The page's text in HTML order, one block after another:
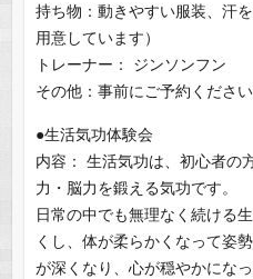
持ち物：動きやすい服装、汗
用意しています）
トレーナー： ジンソンフン
その他：事前にご予約ください
●生活気功体験会
内容： 生活気功は、初心者の
力・脳力を鍛える気功です。
日常の中でも無理なく続ける
くし、体が柔らかくなって姿
が深くなり、心が穏やかにな